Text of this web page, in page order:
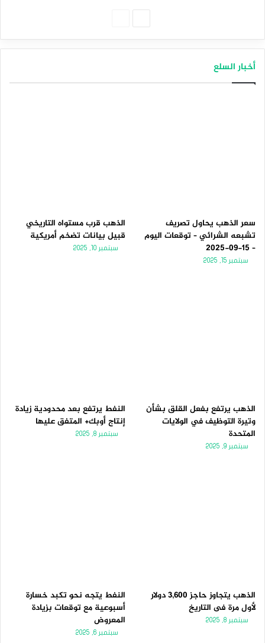
أخبار السلع
سعر الذهب يحاول تصريف
تشبعه الشرائي – توقعات اليوم
– 15-09-2025
سبتمبر 15, 2025
الذهب قرب مستواه التاريخي
قبيل بيانات تضخم أمريكية
سبتمبر 10, 2025
الذهب يرتفع بفعل القلق بشأن
وتيرة التوظيف في الولايات
المتحدة
سبتمبر 9, 2025
النفط يرتفع بعد محدودية زيادة
إنتاج أوبك+ المتفق عليها
سبتمبر 8, 2025
الذهب يتجاوز حاجز 3,600 دولار
لأول مرة فى التاريخ
سبتمبر 8, 2025
النفط يتجه نحو تكبد خسارة
أسبوعية مع توقعات بزيادة
المعروض
سبتمبر 6, 2025